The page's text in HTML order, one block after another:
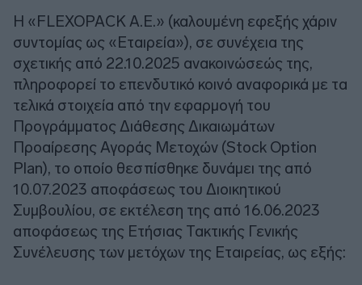
Η «FLEXOPACK A.E.» (καλουμένη εφεξής χάριν
συντομίας ως «Εταιρεία»), σε συνέχεια της
σχετικής από 22.10.2025 ανακοινώσεώς της,
πληροφορεί το επενδυτικό κοινό αναφορικά με τα
τελικά στοιχεία από την εφαρμογή του
Προγράμματος Διάθεσης Δικαιωμάτων
Προαίρεσης Αγοράς Μετοχών (Stock Option
Plan), το οποίο θεσπίσθηκε δυνάμει της από
10.07.2023 αποφάσεως του Διοικητικού
Συμβουλίου, σε εκτέλεση της από 16.06.2023
αποφάσεως της Ετήσιας Τακτικής Γενικής
Συνέλευσης των μετόχων της Εταιρείας, ως εξής: